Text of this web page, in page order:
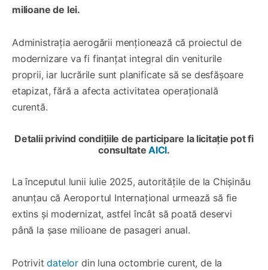
milioane de lei.
Administrația aerogării menționează că proiectul de
modernizare va fi finanțat integral din veniturile
proprii, iar lucrările sunt planificate să se desfășoare
etapizat, fără a afecta activitatea operațională
curentă.
Detalii privind condițiile de participare la licitație pot fi
consultateAICI.
La începutul lunii iulie 2025, autoritățile de la Chișinău
anunțau că Aeroportul Internațional urmează să fie
extins și modernizat, astfel încât să poată deservi
până la șase milioane de pasageri anual.
Potrivitdatelor din luna octombrie curent, de la